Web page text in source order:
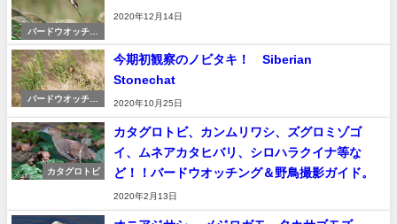
バードウオッチン
グ＆野鳥撮影
2020年12月14日
バードウオッチン
今期初観察のノビタキ！ Siberian
Stonechat
2020年10月25日
カタグロトビ
カタグロトビ、カンムリワシ、ズグロミゾゴ
イ、ムネアカタヒバリ、シロハラクイナ等な
ど！！バードウオッチング＆野鳥撮影ガイド。
2020年2月13日